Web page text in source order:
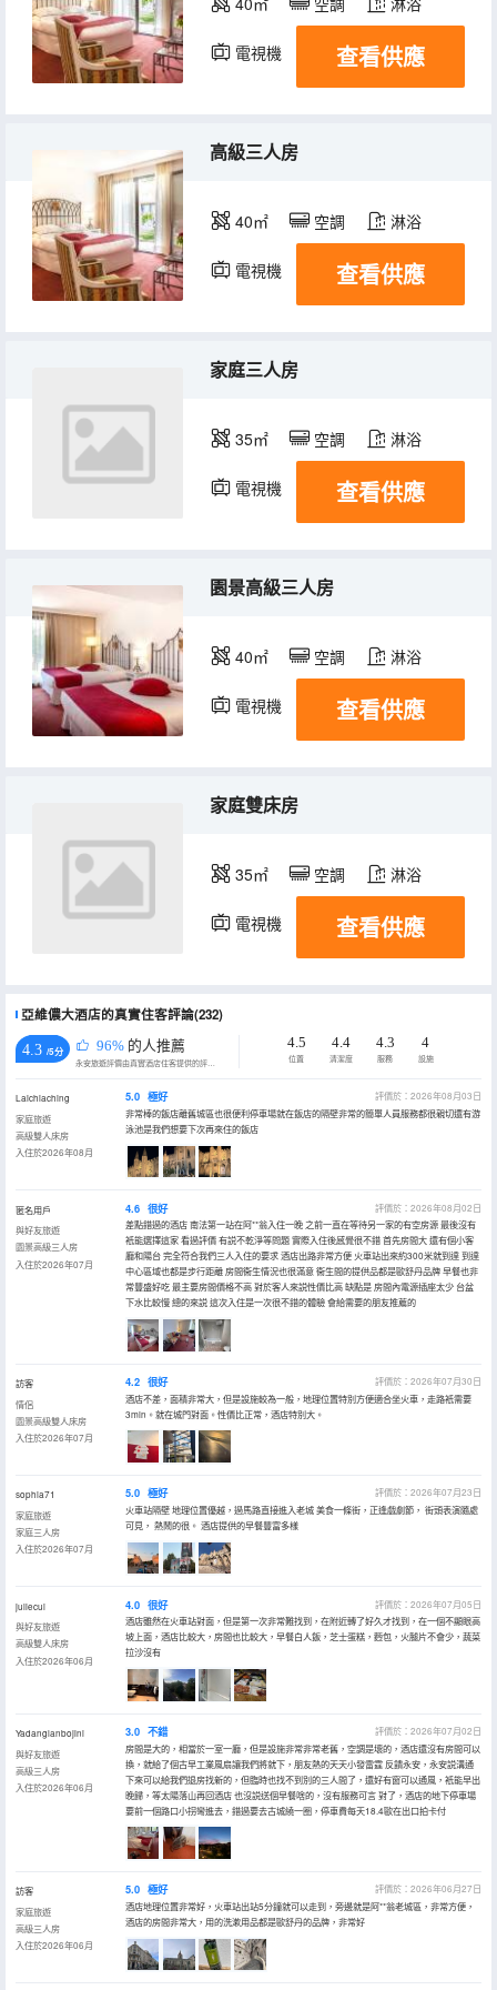
電視機 查看供應
高級三人房
40㎡ 空調 淋浴
電視機 查看供應
家庭三人房
35㎡ 空調 淋浴
電視機 查看供應
園景高級三人房
40㎡ 空調 淋浴
電視機 查看供應
家庭雙床房
35㎡ 空調 淋浴
電視機 查看供應
亞維儂大酒店的真實住客評論(232)
4.3 /5分 96% 的人推薦
永安旅遊評價由真實酒店住客提供的評價。
4.5
位置
4.4
清潔度
4.3
服務
4
設施
Laichiaching
家庭旅遊
高級雙人床房
入住於2026年08月
5.0 極好
評價於：2026年08月03日
非常棒的飯店離舊城區也很便利停車場就在飯店的隔壁非常的簡單人員服務都很親切還有游
泳池是我們想要下次再來住的飯店
匿名用戶
與好友旅遊
園景高級三人房
入住於2026年07月
4.6 很好
評價於：2026年08月02日
差點錯過的酒店 南法第一站在阿**翁入住一晚 之前一直在等待另一家的有空房源 最後沒有
衹能選擇這家 看過評價 有説不乾淨等問題 實際入住後感覺很不錯 首先房間大 還有個小客
廳和陽台 完全符合我們三人入住的要求 酒店出路非常方便 火車站出來約300米就到達 到達
中心區域也都是步行距離 房間衞生情況也很滿意 衞生間的提供品都是歐舒丹品牌 早餐也非
常豐盛好吃 最主要房間價格不高 對於客人來説性價比高 缺點是 房間內電源插座太少 台盆
下水比較慢 總的來説 這次入住是一次很不錯的體驗 會給需要的朋友推薦的
訪客
情侶
園景高級雙人床房
入住於2026年07月
4.2 很好
評價於：2026年07月30日
酒店不差，面積非常大，但是設施較為一般，地理位置特別方便適合坐火車，走路衹需要
3min。就在城門對面。性價比正常，酒店特別大。
sophia71
家庭旅遊
家庭三人房
入住於2026年07月
5.0 極好
評價於：2026年07月23日
火車站隔壁 地理位置優越，過馬路直接進入老城 美食一條街，正逢戲劇節， 街頭表演隨處
可見， 熱鬧的很。 酒店提供的早餐豐富多樣
juliecui
與好友旅遊
高級雙人床房
入住於2026年06月
4.0 很好
評價於：2026年07月05日
酒店雖然在火車站對面，但是第一次非常難找到，在附近轉了好久才找到，在一個不顯眼高
坡上面，酒店比較大，房間也比較大，早餐白人飯，芝士蛋糕，麪包，火腿片不會少，蔬菜
拉沙沒有
Yadanglanbojini
與好友旅遊
高級三人房
入住於2026年06月
3.0 不錯
評價於：2026年07月02日
房間是大的，相當於一室一廳，但是設施非常非常老舊，空調是壞的，酒店還沒有房間可以
換，就給了個古早工業風扇讓我們將就下，朋友熱的天天小發雷霆 反饋永安，永安説溝通
下來可以給我們退房找新的，但臨時也找不到別的三人間了，還好有窗可以通風，衹能早出
晚歸，等太陽落山再回酒店 也沒説送個早餐啥的，沒有服務可言 對了，酒店的地下停車場
要前一個路口小拐彎進去，錯過要去古城繞一圈，停車費每天18.4歐在出口拍卡付
訪客
家庭旅遊
高級三人房
入住於2026年06月
5.0 極好
評價於：2026年06月27日
酒店地理位置非常好，火車站出站5分鐘就可以走到，旁邊就是阿**翁老城區，非常方便，
酒店的房間非常大，用的洗漱用品都是歐舒丹的品牌，非常好